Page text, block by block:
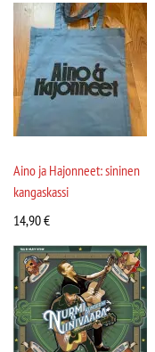
Aino ja Hajonneet: sininen
kangaskassi
14,90€